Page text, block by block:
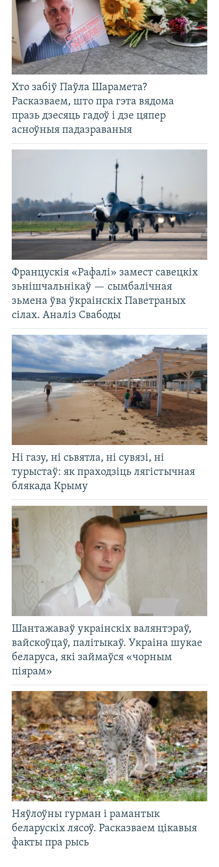
Хто забіў Паўла Шарамета?
Расказваем, што пра гэта вядома
празь дзесяць гадоў і дзе цяпер
асноўныя падазраваныя
Францускія «Рафалі» замест савецкіх
зьнішчальнікаў — сымбалічная
зьмена ўва ўкраінскіх Паветраных
сілах. Аналіз Свабоды
Ні газу, ні сьвятла, ні сувязі, ні
турыстаў: як праходзіць лягістычная
блякада Крыму
Шантажаваў украінскіх валянтэраў,
вайскоўцаў, палітыкаў. Украіна шукае
беларуса, які займаўся «чорным
піярам»
Няўлоўны гурман і рамантык
беларускіх лясоў. Расказваем цікавыя
факты пра рысь